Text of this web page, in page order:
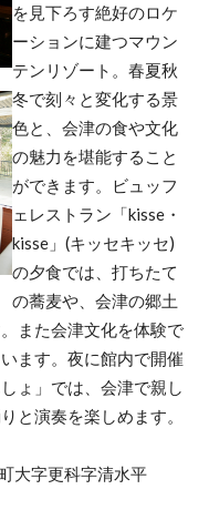
を見下ろす絶好のロケ
ーションに建つマウン
テンリゾート。春夏秋
冬で刻々と変化する景
色と、会津の食や文化
の魅力を堪能すること
ができます。ビュッフ
ェレストラン「kisse・
kisse」(キッセキッセ)
の夕食では、打ちたて
の蕎麦や、会津の郷土
また会津文化を体験で
ます。夜に館内で開催
ょ」では、会津で親し
と演奏を楽しめます。
大字更科字清水平